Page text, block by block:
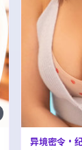
异境密令·